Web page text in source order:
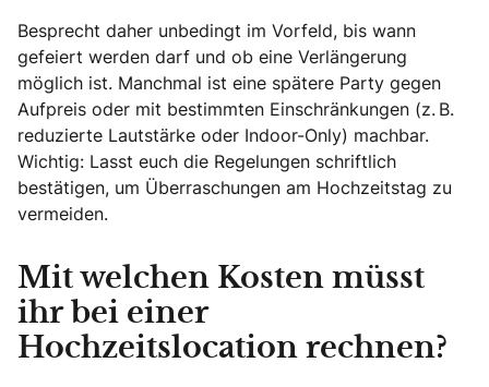
Besprecht daher unbedingt im Vorfeld, bis wann
gefeiert werden darf und ob eine Verlängerung
möglich ist. Manchmal ist eine spätere Party gegen
Aufpreis oder mit bestimmten Einschränkungen (z. B.
reduzierte Lautstärke oder Indoor-Only) machbar.
Wichtig: Lasst euch die Regelungen schriftlich
bestätigen, um Überraschungen am Hochzeitstag zu
vermeiden.
Mit welchen Kosten müsst
ihr bei einer
Hochzeitslocation rechnen?